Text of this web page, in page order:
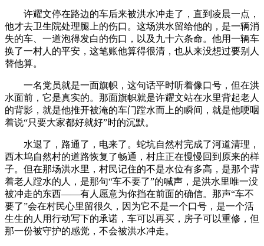
许耀文停在路边的车后来被洪水冲走了，直到凌晨一点，
他才去卫生院处理腿上的伤口。这场洪水留给他的，是一辆消
失的车、一道泡得发白的伤口，以及九十六条命。他用一辆车
换了一村人的平安，这笔账他算得很清，也从来没想过要别人
替他算。
一名党员就是一面旗帜，这句话平时听着像口号，但在洪
水面前，它是真实的。那面旗帜就是许耀文站在水里背起老人
的背影，就是他推开被淹的车门蹚水而上的瞬间，就是他哽咽
着说“只要大家都好就好”时的沉默。
水退了，路通了，电来了。蛇坑自然村完成了河道清理，
西木坞自然村的道路恢复了畅通，村庄正在慢慢回到原来的样
子。但在那场洪水里，村民记住的不是水位有多高，是那个背
着老人蹚水的人，是那句“车不要了”的喊声，是洪水里唯一没
被冲走的东西——有人愿意为你挡在前面的确信。那声“车不
要了”会在村民心里留很久，因为它不是一个口号，是一个活
生生的人用行动写下的承诺，车可以再买，房子可以重修，但
那一份被守护的感觉，不会被洪水冲走。